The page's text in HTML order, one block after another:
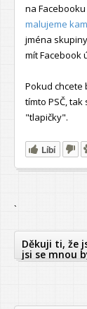
na Facebooku
malujeme
jména
mít Facebook
Pokud
tímto PSČ,
"tlapičky".
Líbí
`
Děkuji ti, že
jsi se mnou